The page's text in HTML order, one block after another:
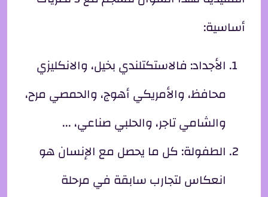
أساسية:
الأجداد: فالاستكتلندي بخيل، والانكليزي
محافظ، والأمريكي أهوج، والحمصي مرح،
والشامي تاجر، والحلبي صناعي، ...
الطفولة: كل ما يحصل مع الإنسان هو
انعكاس لتجارب سابقة في مرحلة